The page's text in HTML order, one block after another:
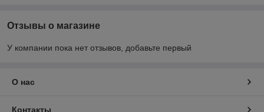
Отзывы о магазине
У компании пока нет отзывов, добавьте первый
О нас
Контакты